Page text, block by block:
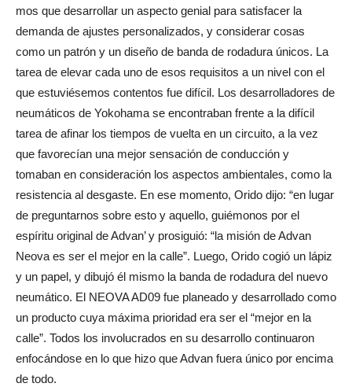
mos que desarrollar un aspecto genial para satisfacer la
demanda de ajustes personalizados, y considerar cosas
como un patrón y un diseño de banda de rodadura únicos. La
tarea de elevar cada uno de esos requisitos a un nivel con el
que estuviésemos contentos fue difícil. Los desarrolladores de
neumáticos de Yokohama se encontraban frente a la difícil
tarea de afinar los tiempos de vuelta en un circuito, a la vez
que favorecían una mejor sensación de conducción y
tomaban en consideración los aspectos ambientales, como la
resistencia al desgaste. En ese momento, Orido dijo: “en lugar
de preguntarnos sobre esto y aquello, guiémonos por el
espíritu original de Advan’ y prosiguió: “la misión de Advan
Neova es ser el mejor en la calle”. Luego, Orido cogió un lápiz
y un papel, y dibujó él mismo la banda de rodadura del nuevo
neumático. El NEOVA AD09 fue planeado y desarrollado como
un producto cuya máxima prioridad era ser el “mejor en la
calle”. Todos los involucrados en su desarrollo continuaron
enfocándose en lo que hizo que Advan fuera único por encima
de todo.